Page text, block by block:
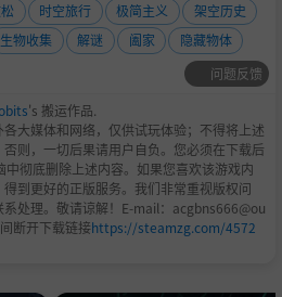
时空旅行 极简主义
架空历史
生物收集 解谜 阖家
隐藏物体
问题反馈
's 搬运作品.
大媒体和网络，仅供试玩体验；不得将上述
则，一切后果请用户自负。您必须在下载后
彻底删除上述内容。如果您喜欢该游戏内
到更好的正版服务。我们非常重视版权问
处理。敬请谅解！E-mail：acgbns666@ou
断开下载链接https://steamzg.com/4572